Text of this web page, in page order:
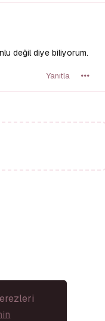
değil diye biliyorum.
Yanıtla